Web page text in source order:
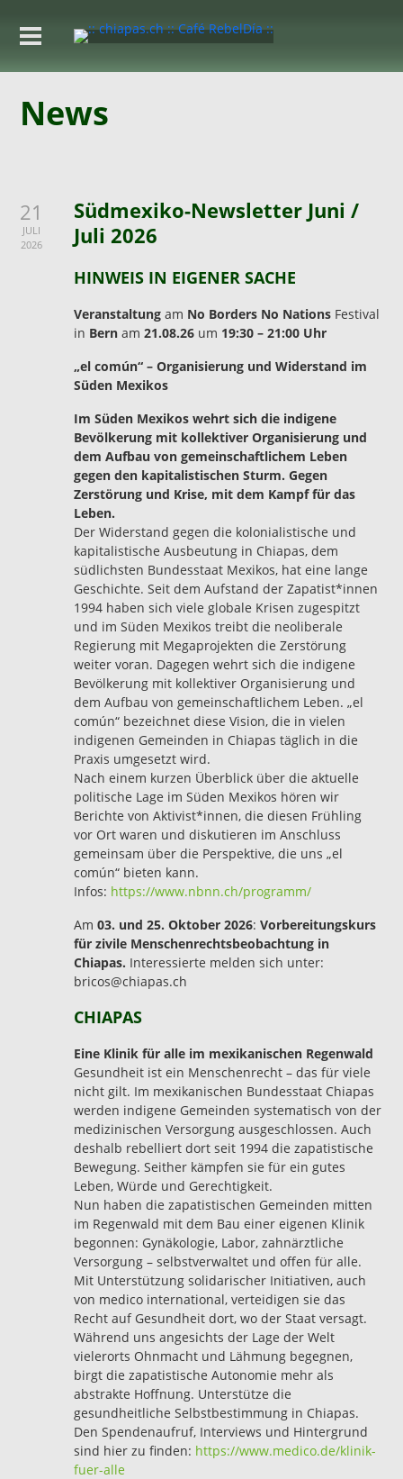
News
21
JULI
2026
Südmexiko-Newsletter Juni /
Juli 2026
HINWEIS IN EIGENER SACHE
Veranstaltung am No Borders No Nations Festival
in Bern am21.08.26 um 19:30 – 21:00 Uhr
„el común“ – Organisierung und Widerstand im
Süden Mexikos
Im Süden Mexikos wehrt sich die indigene
Bevölkerung mit kollektiver Organisierung und
dem Aufbau von gemeinschaftlichem Leben
gegen den kapitalistischen Sturm. Gegen
Zerstörung und Krise, mit dem Kampf für das
Leben.
Der Widerstand gegen die kolonialistische und
kapitalistische Ausbeutung in Chiapas, dem
südlichsten Bundesstaat Mexikos, hat eine lange
Geschichte. Seit dem Aufstand der Zapatist*innen
1994 haben sich viele globale Krisen zugespitzt
und im Süden Mexikos treibt die neoliberale
Regierung mit Megaprojekten die Zerstörung
weiter voran. Dagegen wehrt sich die indigene
Bevölkerung mit kollektiver Organisierung und
dem Aufbau von gemeinschaftlichem Leben. „el
común“ bezeichnet diese Vision, die in vielen
indigenen Gemeinden in Chiapas täglich in die
Praxis umgesetzt wird.
Nach einem kurzen Überblick über die aktuelle
politische Lage im Süden Mexikos hören wir
Berichte von Aktivist*innen, die diesen Frühling
vor Ort waren und diskutieren im Anschluss
gemeinsam über die Perspektive, die uns „el
común“ bieten kann.
Infos: https://www.nbnn.ch/programm/
Am03. und 25. Oktober 2026:Vorbereitungskurs
für zivile Menschenrechtsbeobachtung in
Chiapas. Interessierte melden sich unter:
bricos@chiapas.ch
CHIAPAS
Eine Klinik für alle im mexikanischen Regenwald
Gesundheit ist ein Menschenrecht – das für viele
nicht gilt. Im mexikanischen Bundesstaat Chiapas
werden indigene Gemeinden systematisch von der
medizinischen Versorgung ausgeschlossen. Auch
deshalb rebelliert dort seit 1994 die zapatistische
Bewegung. Seither kämpfen sie für ein gutes
Leben, Würde und Gerechtigkeit.
Nun haben die zapatistischen Gemeinden mitten
im Regenwald mit dem Bau einer eigenen Klinik
begonnen: Gynäkologie, Labor, zahnärztliche
Versorgung – selbstverwaltet und offen für alle.
Mit Unterstützung solidarischer Initiativen, auch
von medico international, verteidigen sie das
Recht auf Gesundheit dort, wo der Staat versagt.
Während uns angesichts der Lage der Welt
vielerorts Ohnmacht und Lähmung begegnen,
birgt die zapatistische Autonomie mehr als
abstrakte Hoffnung. Unterstütze die
gesundheitliche Selbstbestimmung in Chiapas.
Den Spendenaufruf, Interviews und Hintergrund
sind hier zu finden: https://www.medico.de/klinik-
fuer-alle